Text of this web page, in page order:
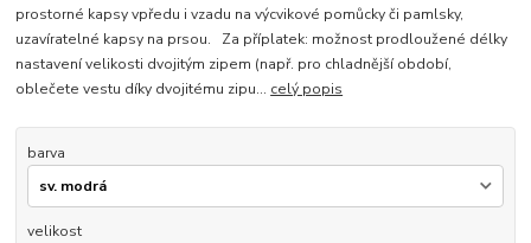
prostorné kapsy vpředu i vzadu na výcvikové pomůcky či pamlsky,
uzavíratelné kapsy na prsou. Za příplatek: možnost prodloužené délky
nastavení velikosti dvojitým zipem (např. pro chladnější období,
oblečete vestu díky dvojitému zipu... celý popis
barva
velikost